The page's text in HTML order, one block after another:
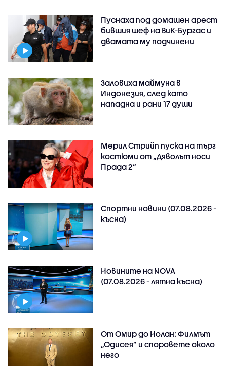
Пуснаха под домашен арест
бившия шеф на ВиК-Бургас и
двамата му подчинени
Заловиха маймуна в
Индонезия, след като
нападна и рани 17 души
Мерил Стрийп пуска на търг
костюми от „Дяволът носи
Прада 2“
Спортни новини (07.08.2026 -
късна)
Новините на NOVA
(07.08.2026 - лятна късна)
От Омир до Нолан: Филмът
„Одисея” и споровете около
него